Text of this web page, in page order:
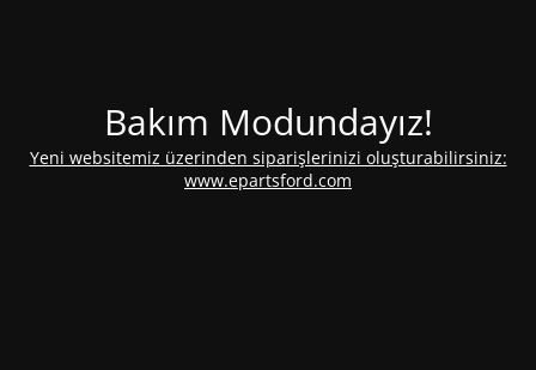
Bakım Modundayız!
Yeni websitemiz üzerinden siparişlerinizi oluşturabilirsiniz:
www.epartsford.com